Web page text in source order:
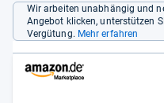
Wir arbeiten unabhängig und
Angebot klicken, unterstützen
Vergütung. Mehr erfahren